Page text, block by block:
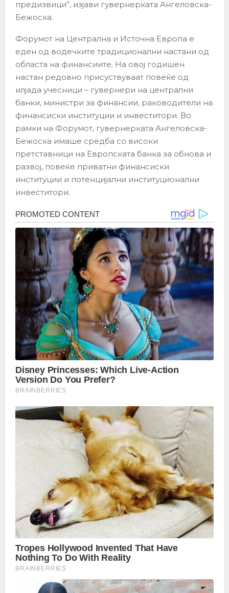
предизвици”, изјави гувернерката Ангеловска-
Бежоска.
Форумот на Централна и Источна Европа е
еден од водечките традиционални настани од
областа на финансиите. На овој годишен
настан редовно присуствуваат повеќе од
илјада учесници – гувернери на централни
банки, министри за финансии, раководители на
финансиски институции и инвеститори. Во
рамки на Форумот, гувернерката Ангеловска-
Бежоска имаше средба со високи
претставници на Европската банка за обнова и
развој, повеќе приватни финансиски
институции и потенцијални институционални
инвеститори.